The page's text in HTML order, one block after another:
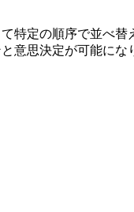
特定の順序で並べ
意思決定が可能にな